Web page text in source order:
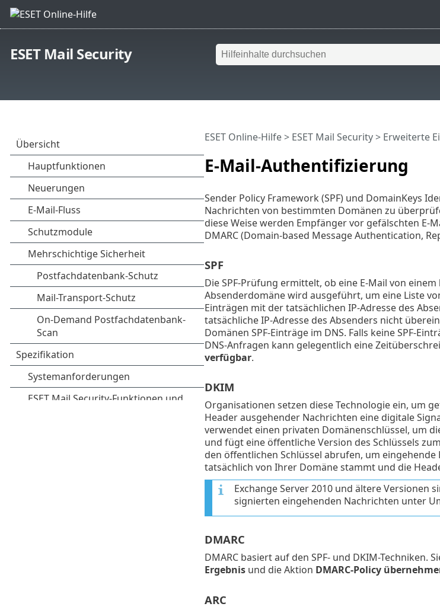
ESET Mail Security
E-Mail-Authentifizierung
ESET Online-Hilfe> ESET Mail Security> Erweiterte
Sender Policy Framework (SPF) und DomainKeys
Nachrichten von bestimmten Domänen zu
diese Weise werden Empfänger vor gefälschten E-
DMARC (Domain-based Message Authentication,
SPF
Die SPF-Prüfung ermittelt, ob eine E-Mail von
Absenderdomäne wird ausgeführt, um eine Liste
Einträgen mit der tatsächlichen IP-Adresse des
tatsächliche IP-Adresse des Absenders nicht
Domänen SPF-Einträge im DNS. Falls keine SPF-
DNS-Anfragen kann gelegentlich eine
verfügbar.
DKIM
Organisationen setzen diese Technologie ein, um
Header ausgehender Nachrichten eine digitale
verwendet einen privaten Domänenschlüssel, um
und fügt eine öffentliche Version des Schlüssels
den öffentlichen Schlüssel abrufen, um
tatsächlich von Ihrer Domäne stammt und die
Exchange Server 2010 und ältere Versionen
signierten eingehenden Nachrichten unter
DMARC
DMARC basiert auf den SPF- und DKIM-
Ergebnisund die Aktion DMARC-Policy
ARC